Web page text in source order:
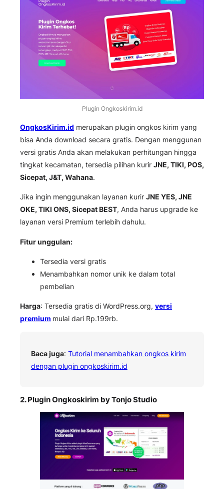
Plugin Ongkoskirim.id
OngkosKirim.id merupakan plugin ongkos kirim yang
bisa Anda download secara gratis. Dengan menggunan
versi gratis Anda akan melakukan perhitungan hingga
tingkat kecamatan, tersedia pilihan kurir JNE, TIKI, POS,
Sicepat, J&T, Wahana.
Jika ingin menggunakan layanan kurir JNE YES, JNE
OKE, TIKI ONS, Sicepat BEST, Anda harus upgrade ke
layanan versi Premium terlebih dahulu.
Fitur unggulan:
Tersedia versi gratis
Menambahkan nomor unik ke dalam total
pembelian
Harga: Tersedia gratis di WordPress.org, versi
premium mulai dari Rp.199rb.
Baca juga: Tutorial menambahkan ongkos kirim
dengan plugin ongkoskirim.id
2. Plugin Ongkoskirim by Tonjo Studio